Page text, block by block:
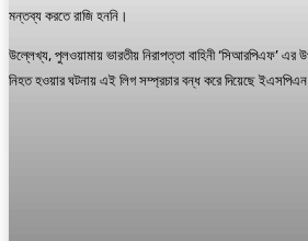
মন্তব্য করতে রাজি হননি।
উল্লেখ্য, পুলওয়ামায় ভারতীয় নিরাপত্তা বাহিনী ‘সিআরপিএফ’
নিহত হওয়ার ঘটনায় এই লিগ সম্প্রচার বন্ধ করে দিয়েছে